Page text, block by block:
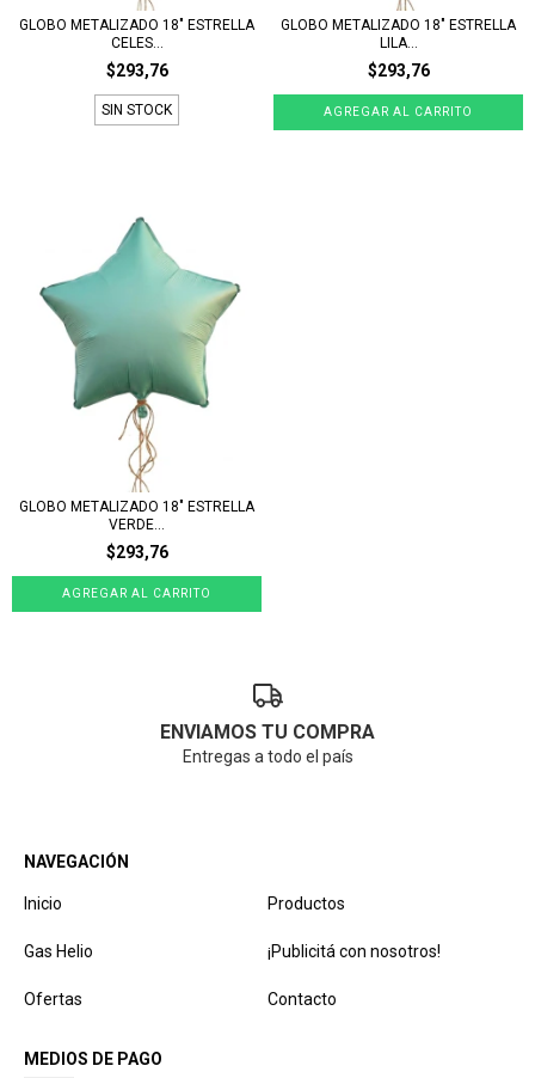
GLOBO METALIZADO 18" ESTRELLA
CELES...
$293,76
SIN STOCK
GLOBO METALIZADO 18" ESTRELLA
LILA...
$293,76
GLOBO METALIZADO 18" ESTRELLA
VERDE...
$293,76
ENVIAMOS TU COMPRA
Entregas a todo el país
NAVEGACIÓN
Inicio Productos
Gas Helio ¡Publicitá con nosotros!
Ofertas Contacto
MEDIOS DE PAGO